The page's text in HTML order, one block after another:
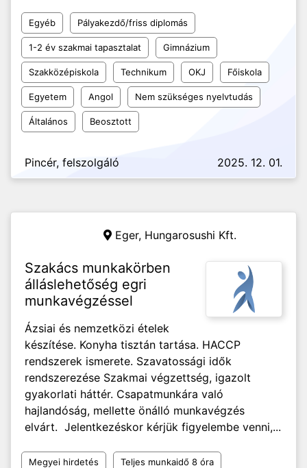
Egyéb Pályakezdő/friss diplomás
1-2 év szakmai tapasztalat Gimnázium
Szakközépiskola Technikum OKJ Főiskola
Egyetem Angol Nem szükséges nyelvtudás
Általános Beosztott
Pincér, felszolgáló 2025. 12. 01.
Eger, Hungarosushi Kft.
Szakács munkakörben
álláslehetőség egri
munkavégzéssel
Ázsiai és nemzetközi ételek
készítése. Konyha tisztán tartása. HACCP
rendszerek ismerete. Szavatossági idők
rendszerezése Szakmai végzettség, igazolt
gyakorlati háttér. Csapatmunkára való
hajlandóság, mellette önálló munkavégzés
elvárt. Jelentkezéskor kérjük figyelembe venni,...
Megyei hirdetés Teljes munkaidő 8 óra